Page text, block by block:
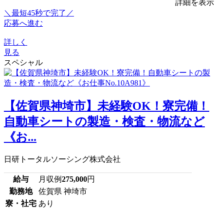
詳細を表示
＼最短45秒で完了／
応募へ進む
詳しく
見る
スペシャル
【佐賀県神埼市】未経験OK！寮完備！
自動車シートの製造・検査・物流など
《お...
日研トータルソーシング株式会社
給与 月収例275,000円
勤務地
佐賀県 神埼市
寮・社宅 あり